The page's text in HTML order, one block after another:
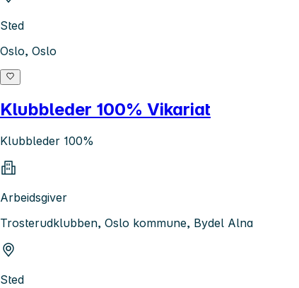
Sted
Oslo, Oslo
Klubbleder 100% Vikariat
Klubbleder 100%
Arbeidsgiver
Trosterudklubben, Oslo kommune, Bydel Alna
Sted